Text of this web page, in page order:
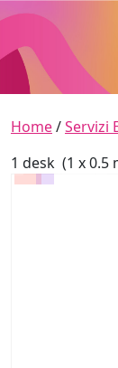
Skip to content
Main
Home/Servizi
1 desk (1 x 0.5